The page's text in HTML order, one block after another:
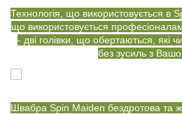
Технологія, що використовується в
що використовується
- дві голівки, що обертаються, які
без зусиль з
Швабра Spin Maiden бездротова та